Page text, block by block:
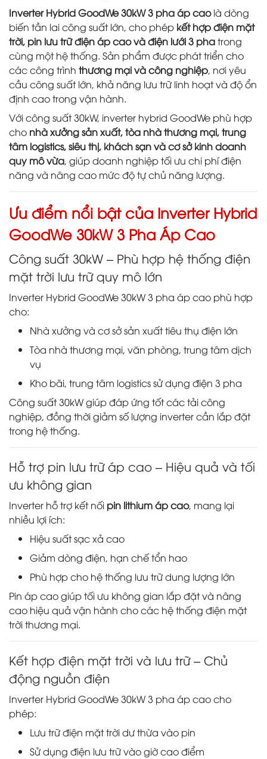
Inverter Hybrid GoodWe 30kW 3 pha áp caolà dòng
biến tần lai công suất lớn, cho phép kết hợp điện mặt
trời, pin lưu trữ điện áp cao và điện lưới 3 phatrong
cùng một hệ thống. Sản phẩm được phát triển cho
các công trình thương mại và công nghiệp, nơi yêu
cầu công suất lớn, khả năng lưu trữ linh hoạt và độ ổn
định cao trong vận hành.
Với công suất 30kW, inverter hybrid GoodWe phù hợp
cho nhà xưởng sản xuất, tòa nhà thương mại, trung
tâm logistics, siêu thị, khách sạn và cơ sở kinh doanh
quy mô vừa, giúp doanh nghiệp tối ưu chi phí điện
năng và nâng cao mức độ tự chủ năng lượng.
Ưu điểm nổi bật của Inverter Hybrid
GoodWe 30kW 3 Pha Áp Cao
Công suất 30kW – Phù hợp hệ thống điện
mặt trời lưu trữ quy mô lớn
Inverter Hybrid GoodWe 30kW 3 pha áp cao phù hợp
cho:
Nhà xưởng và cơ sở sản xuất tiêu thụ điện lớn
Tòa nhà thương mại, văn phòng, trung tâm dịch
vụ
Kho bãi, trung tâm logistics sử dụng điện 3 pha
Công suất 30kW giúp đáp ứng tốt các tải công
nghiệp, đồng thời giảm số lượng inverter cần lắp đặt
trong hệ thống.
Hỗ trợ pin lưu trữ áp cao – Hiệu quả và tối
ưu không gian
Inverter hỗ trợ kết nối pin lithium áp cao, mang lại
nhiều lợi ích:
Hiệu suất sạc xả cao
Giảm dòng điện, hạn chế tổn hao
Phù hợp cho hệ thống lưu trữ dung lượng lớn
Pin áp cao giúp tối ưu không gian lắp đặt và nâng
cao hiệu quả vận hành cho các hệ thống điện mặt
trời thương mại.
Kết hợp điện mặt trời và lưu trữ – Chủ
động nguồn điện
Inverter Hybrid GoodWe 30kW 3 pha áp cao cho
phép:
Lưu trữ điện mặt trời dư thừa vào pin
Sử dụng điện lưu trữ vào giờ cao điểm